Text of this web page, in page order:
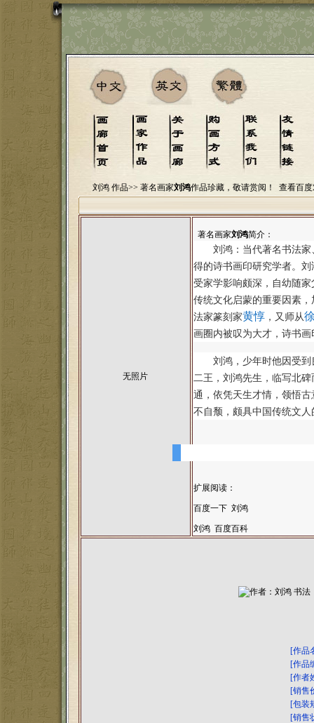
刘鸿 作品>> 著名画家刘鸿作品珍藏，敬请赏阅！ 查看百度
无照片
著名画家刘鸿简介：
刘鸿：当代著名书法
得的诗书画印研究学者。 刘
受家学影响颇深，自幼随
传统文化启蒙的重要因素
法家篆刻家黄惇，又师从
画圈内被叹为大才，诗书
刘鸿，少年时他因受
二王，刘鸿先生，临写北
通，依凭天生才情，领悟
不自颓，颇具中国传统文人
扩展阅读：
百度一下 刘鸿
刘鸿 百度百科
[作品
[作品
[作者
[销售
[包装
[销售